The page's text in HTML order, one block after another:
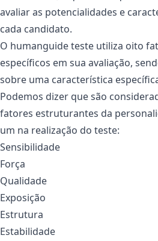
avaliar as potencialidades e
cada candidato.
O humanguide teste utiliza oito
específicos em sua avaliação,
sobre uma característica
Podemos dizer que são
fatores estruturantes da
um na realização do teste:
Sensibilidade
Força
Qualidade
Exposição
Estrutura
Estabilidade